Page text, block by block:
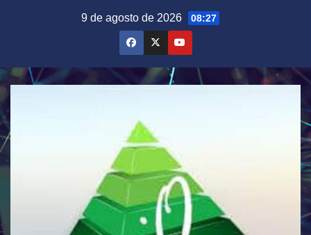
9 de agosto de 2026 08:27